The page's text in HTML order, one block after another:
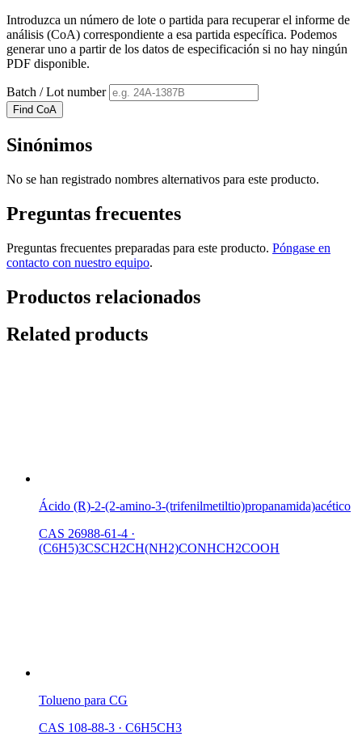
Introduzca un número de lote o partida para recuperar el informe de
análisis (CoA) correspondiente a esa partida específica. Podemos
generar uno a partir de los datos de especificación si no hay ningún
PDF disponible.
Batch / Lot number
Find CoA
Sinónimos
No se han registrado nombres alternativos para este producto.
Preguntas frecuentes
Preguntas frecuentes preparadas para este producto. Póngase en
contacto con nuestro equipo.
Productos relacionados
Related products
Ácido (R)-2-(2-amino-3-(trifenilmetiltio)propanamida)acético
CAS 26988-61-4 ·
(C6H5)3CSCH2CH(NH2)CONHCH2COOH
Tolueno para CG
CAS 108-88-3 · C6H5CH3